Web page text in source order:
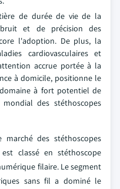
de durée de vie de la
et de précision des
l'adoption. De plus, la
cardiovasculaires et
accrue portée à la
à domicile, positionne le
à fort potentiel de
des stéthoscopes
des stéthoscopes
classé en stéthoscope
filaire. Le segment
sans fil a dominé le